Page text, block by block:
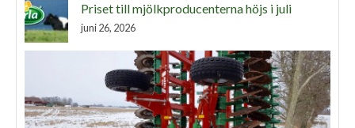
Priset till mjölkproducenterna höjs i juli
juni 26, 2026